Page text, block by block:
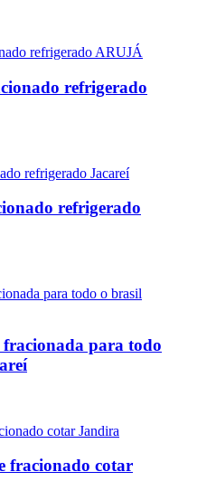
refrigerado
refrigerado
para todo
fracionado cotar